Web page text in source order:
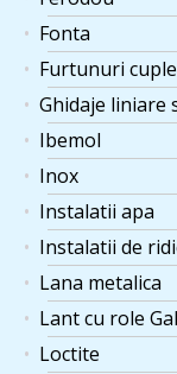
Fonta
Furtunuri cuple
Ghidaje liniare
Ibemol
Inox
Instalatii apa
Instalatii de
Lana metalica
Lant cu role
Loctite